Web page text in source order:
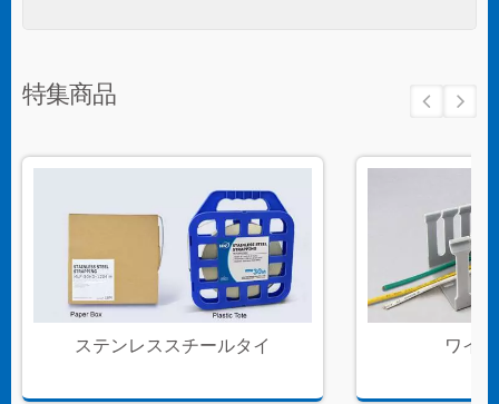
特集商品
ステンレススチールタイ ワイ